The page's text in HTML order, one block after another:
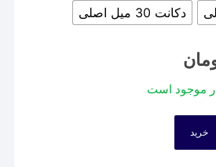
دکانت 30 میل اصلی
خرید